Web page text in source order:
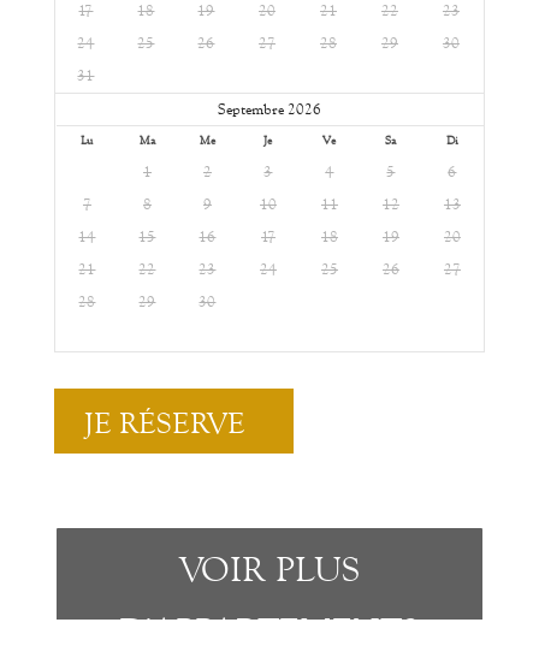
17
18 19 20 21 22
23
24
25 26 27 28 29
30
31
Septembre 2026
Lu Ma Me Je Ve Sa Di
1 2 3 4 5
6
7
8 9 10 11 12
13
14
15 16 17 18 19
20
21
22 23 24 25 26
27
28
29 30
JE RÉSERVE
VOIR PLUS
D'APPARTEMENTS